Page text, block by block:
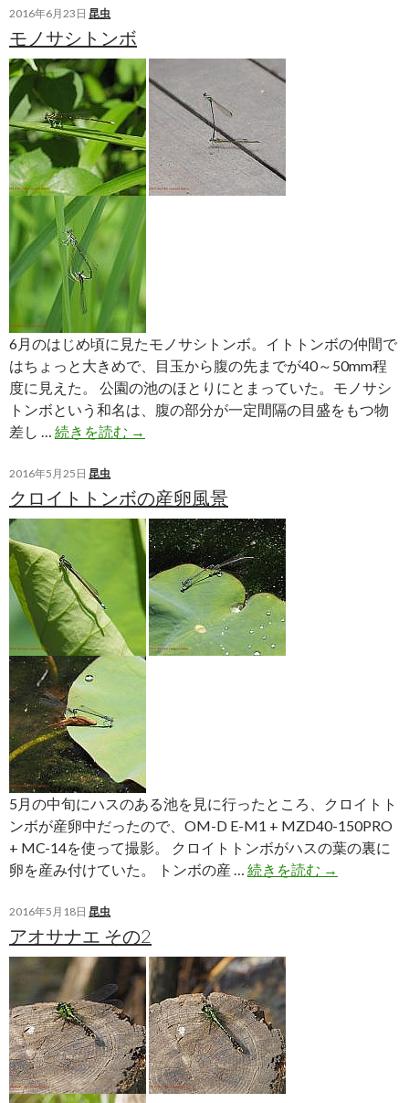
ノ
シ
メ
ト
ン
ボ
2016年6月23日 昆虫
モノサシトンボ
6月のはじめ頃に見たモノサシトンボ。イトトンボの仲間で
はちょっと大きめで、目玉から腹の先までが40～50mm程
度に見えた。 公園の池のほとりにとまっていた。モノサシ
トンボという和名は、腹の部分が一定間隔の目盛をもつ物
差し … 続きを読む モ
シ
ト
ン
ボ
→
2016年5月25日 昆虫
クロイトトンボの産卵風景
5月の中旬にハスのある池を見に行ったところ、クロイトト
ンボが産卵中だったので、OM-D E-M1 + MZD40-150PRO
+ MC-14を使って撮影。 クロイトトンボがハスの葉の裏に
卵を産み付けていた。 トンボの産 … 続きを読む ク
→
2016年5月18日 昆虫
アオサナエ その2